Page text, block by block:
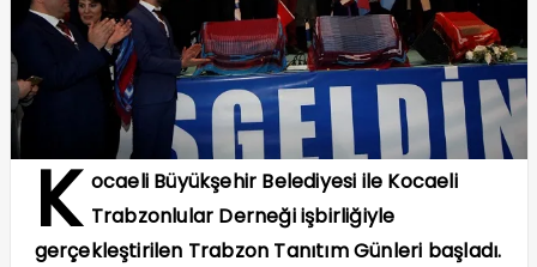
K ocaeli Büyükşehir Belediyesi ile Kocaeli
Trabzonlular Derneği işbirliğiyle
gerçekleştirilen Trabzon Tanıtım Günleri başladı.